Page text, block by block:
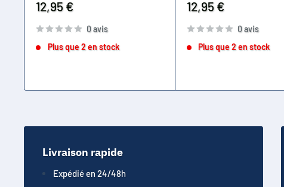
Prix
12,95 €
0 avis
Plus que 2 en stock
Prix
12,95 €
0 avis
Plus que 2 en stock
Livraison rapide
Expédié en 24/48h